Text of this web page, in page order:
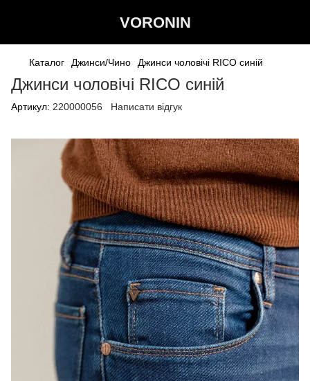
VORONIN
Каталог Джинси/Чино Джинси чоловічі RICO синiй
Джинси чоловічі RICO синiй
Артикул: 220000056 Написати відгук